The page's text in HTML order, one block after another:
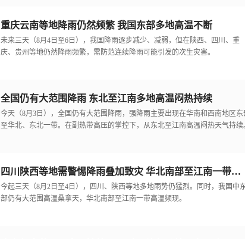
重庆云南等地降雨仍然频繁 我国东部多地高温不断
未来三天（8月4日至6日），我国降雨逐步减少、减弱，但在陕西、四川、重
庆、贵州等地仍然降雨频繁，需防范连续降雨可能引发的次生灾害。
全国仍有大范围降雨 东北至江南多地高温闷热持续
今天（8月3日），全国仍有大范围降雨，强降雨主要出现在华南和西南地区东
至华北、东北一带。在副热带高压的掌控下，从东北至江南高温闷热天气持续
四川陕西等地需警惕降雨叠加致灾 华北南部至江南一带高温频现
今起三天（8月2日至4日），四川、陕西等地多地雨势仍猛烈。同时，我国中
部仍有大范围高温桑拿天，华北南部至江南一带高温频现。